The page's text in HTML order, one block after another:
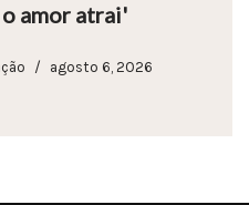
amor atrai'
agosto 6, 2026